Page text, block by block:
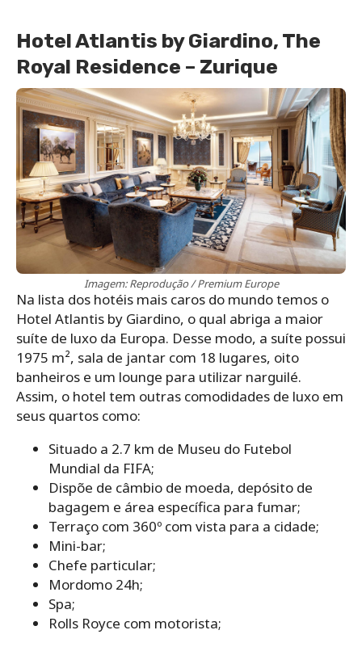
Hotel Atlantis by Giardino, The
Royal Residence – Zurique
Imagem: Reprodução / Premium Europe
Na lista dos hotéis mais caros do mundo temos o
Hotel Atlantis by Giardino, o qual abriga a maior
suíte de luxo da Europa. Desse modo, a suíte possui
1975 m², sala de jantar com 18 lugares, oito
banheiros e um lounge para utilizar narguilé.
Assim, o hotel tem outras comodidades de luxo em
seus quartos como:
Situado a 2.7 km de Museu do Futebol
Mundial da FIFA;
Dispõe de câmbio de moeda, depósito de
bagagem e área específica para fumar;
Terraço com 360º com vista para a cidade;
Mini-bar;
Chefe particular;
Mordomo 24h;
Spa;
Rolls Royce com motorista;